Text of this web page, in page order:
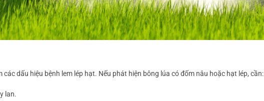
dấu hiệu bệnh lem lép hạt. Nếu phát hiện bông lúa có đốm nâu hoặc hạt lép, cần:
lan.